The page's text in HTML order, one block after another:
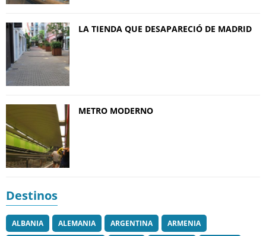
LA TIENDA QUE DESAPARECIÓ DE MADRID
METRO MODERNO
Destinos
ALBANIA ALEMANIA ARGENTINA
ARMENIA